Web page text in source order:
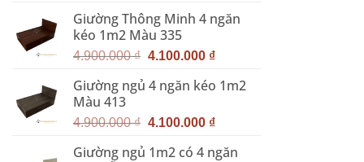
là:
4.900.000 ₫.
tại
4.100.000 ₫.
Giường Thông Minh 4 ngăn
kéo 1m2 Màu 335
4.900.000₫ Giá
là:
4.100.000 ₫Giá
tại
4.100.000 ₫.
Giường ngủ 4 ngăn kéo 1m2
Màu 413
4.900.000₫ Giá
là:
4.100.000 ₫Giá
tại
Giường ngủ 1m2 có 4 ngăn